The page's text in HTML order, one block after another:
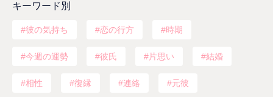
キーワード別
彼の気持ち 恋の行方 時期
今週の運勢 彼氏 片思い 結婚
相性 復縁 連絡 元彼